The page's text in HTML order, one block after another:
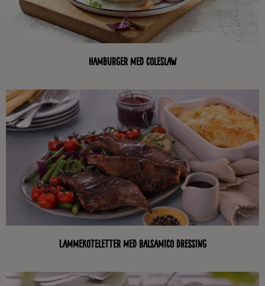
Hamburger med coleslaw
Lammekoteletter med Balsamico dressing